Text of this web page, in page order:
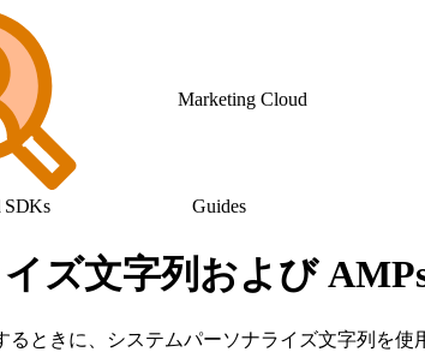
Marketing Cloud
SDKs Guides
ズ文字列および
るときに、システムパーソナライズ文字列を